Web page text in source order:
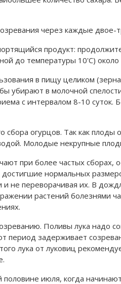
через каждые двое-
продукт:
до температуры 10'С) около
в пищу целиком
убирают в молочной
с интервалом 8-10
сбора огурцов. Так как
Молодые некрупные
при более частых сбopax,
нормальных
не переворачивая их. В
растений болезнями
Поливы лука надо
период задерживает
лука от луковиц
июля, когда